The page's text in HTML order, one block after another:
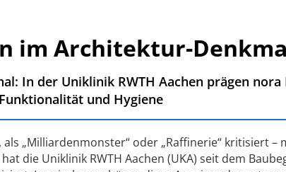
im Architektur-
In der Uniklinik RWTH Aachen prägen nora
und Hygiene
als „Milliardenmonster“ oder „Raffinerie“ kritisiert –
die Uniklinik RWTH Aachen (UKA) seit dem